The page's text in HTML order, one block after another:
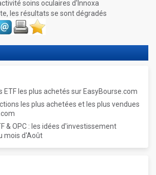
soins oculaires d'Innoxa
les résultats se sont dégradés
ImprimerFavoris
ETF les plus achetés sur EasyBourse.com
les plus achetées et les plus vendues
& OPC : les idées d'investissement
mois d'Août